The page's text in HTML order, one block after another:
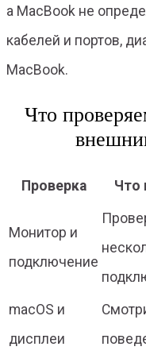
а MacBook не
кабелей и портов,
MacBook.
Что
Проверка Что
Монитор и
подключение
macOS и
дисплеи